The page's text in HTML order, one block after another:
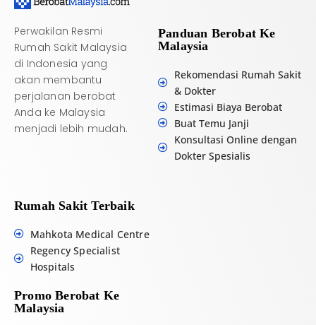
:
Perwakilan Resmi
Rumah Sakit Malaysia
di Indonesia yang
akan membantu
perjalanan berobat
Anda ke Malaysia
menjadi lebih mudah.
Panduan Berobat Ke
Malaysia
Rekomendasi Rumah Sakit
& Dokter
Estimasi Biaya Berobat
Buat Temu Janji
Konsultasi Online dengan
Dokter Spesialis
Rumah Sakit Terbaik
Mahkota Medical Centre
Regency Specialist
Hospitals
Promo Berobat Ke
Malaysia